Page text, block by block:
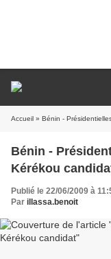
Accueil » Bénin -
Bénin -
Kérékou
Publié le 22/06/2009 à
Par illassa.benoit